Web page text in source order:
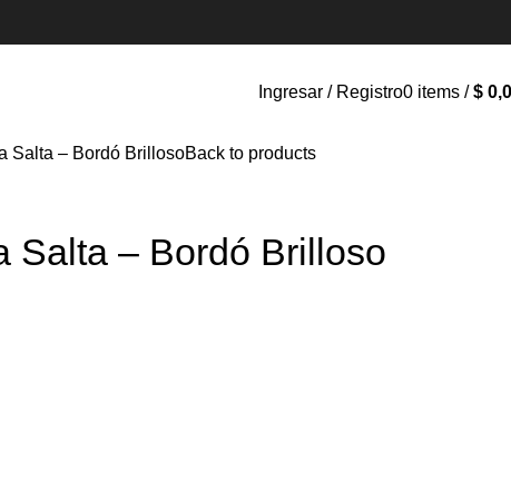
Ingresar / Registro0 items / $
Salta – Bordó BrillosoBack to products
Salta – Bordó Brilloso